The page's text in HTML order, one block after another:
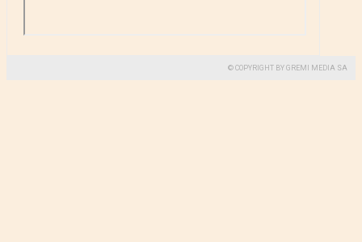
© COPYRIGHT BY GREMI MEDIA SA